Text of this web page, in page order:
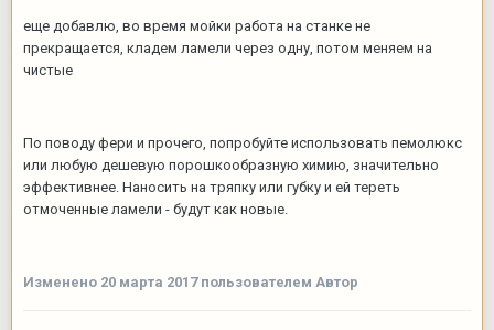
еще добавлю, во время мойки работа на станке не
прекращается, кладем ламели через одну, потом меняем на
чистые
По поводу фери и прочего, попробуйте использовать пемолюкс
или любую дешевую порошкообразную химию, значительно
эффективнее. Наносить на тряпку или губку и ей тереть
отмоченные ламели - будут как новые.
Изменено 20 марта 2017пользователем Автор